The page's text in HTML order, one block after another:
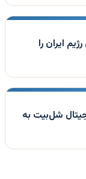
ایران را
شل‌بیت به